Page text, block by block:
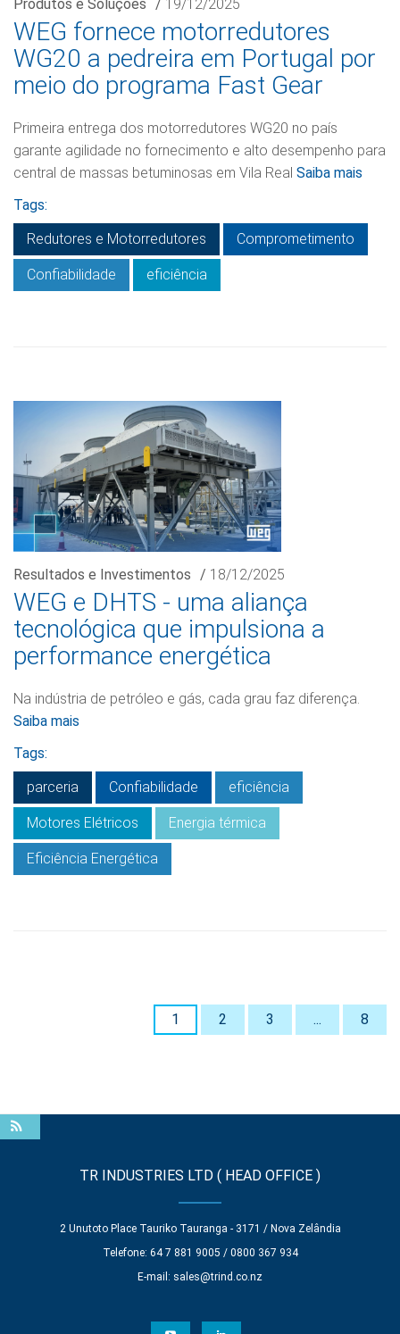
Produtos e Soluções / 19/12/2025
WEG fornece motorredutores
WG20 a pedreira em Portugal por
meio do programa Fast Gear
Primeira entrega dos motorredutores WG20 no país
garante agilidade no fornecimento e alto desempenho para
central de massas betuminosas em Vila Real Saiba mais
Tags:
Redutores e Motorredutores
Comprometimento
Confiabilidade eficiência
Resultados e Investimentos / 18/12/2025
WEG e DHTS - uma aliança
tecnológica que impulsiona a
performance energética
Na indústria de petróleo e gás, cada grau faz diferença.
Saiba mais
Tags:
parceria
Confiabilidade eficiência
Motores Elétricos Energia térmica
Eficiência Energética
1 2 3 ... 8
TR INDUSTRIES LTD ( HEAD OFFICE )
2 Unutoto Place Tauriko Tauranga - 3171 / Nova Zelândia
Telefone: 64 7 881 9005 / 0800 367 934
E-mail: sales@trind.co.nz